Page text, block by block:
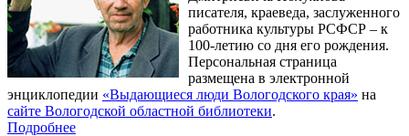
писателя, краеведа, заслуженного
работника культуры РСФСР – к
100‑летию со дня его рождения.
Персональная страница
размещена в электронной
энциклопедии «Выдающиеся люди Вологодского края» на
сайте Вологодской областной библиотеки.
Подробнее